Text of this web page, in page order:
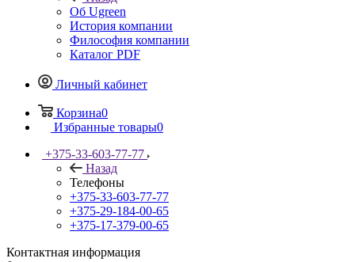
Об Ugreen
История компании
Философия компании
Каталог PDF
Личный кабинет
Корзина0
Избранные товары0
+375-33-603-77-77
Назад
Телефоны
+375-33-603-77-77
+375-29-184-00-65
+375-17-379-00-65
Контактная информация